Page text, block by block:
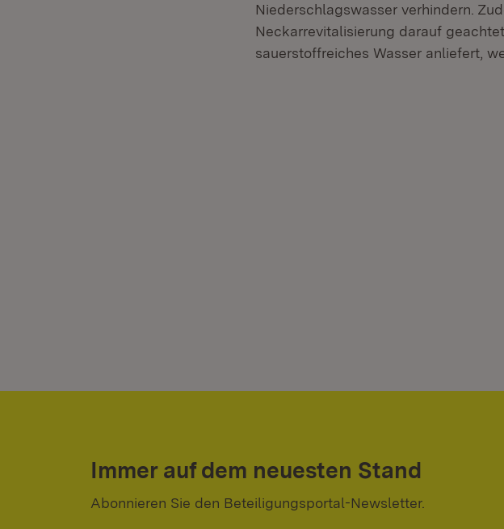
Niederschlagswasser verhindern.
Neckarrevitalisierung darauf
sauerstoffreiches Wasser anliefert,
Immer auf dem neuesten Stand
Abonnieren Sie den Beteiligungsportal-Newsletter.